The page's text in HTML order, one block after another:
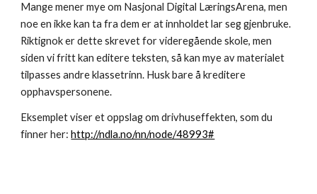
Mange mener mye om Nasjonal Digital LæringsArena, men
noe en ikke kan ta fra dem er at innholdet lar seg gjenbruke.
Riktignok er dette skrevet for videregående skole, men
siden vi fritt kan editere teksten, så kan mye av materialet
tilpasses andre klassetrinn. Husk bare å kreditere
opphavspersonene.
Eksemplet viser et oppslag om drivhuseffekten, som du
finner her: http://ndla.no/nn/node/48993#